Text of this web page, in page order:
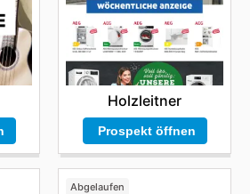
Holzleitner
Prospekt öffnen
Abgelaufen